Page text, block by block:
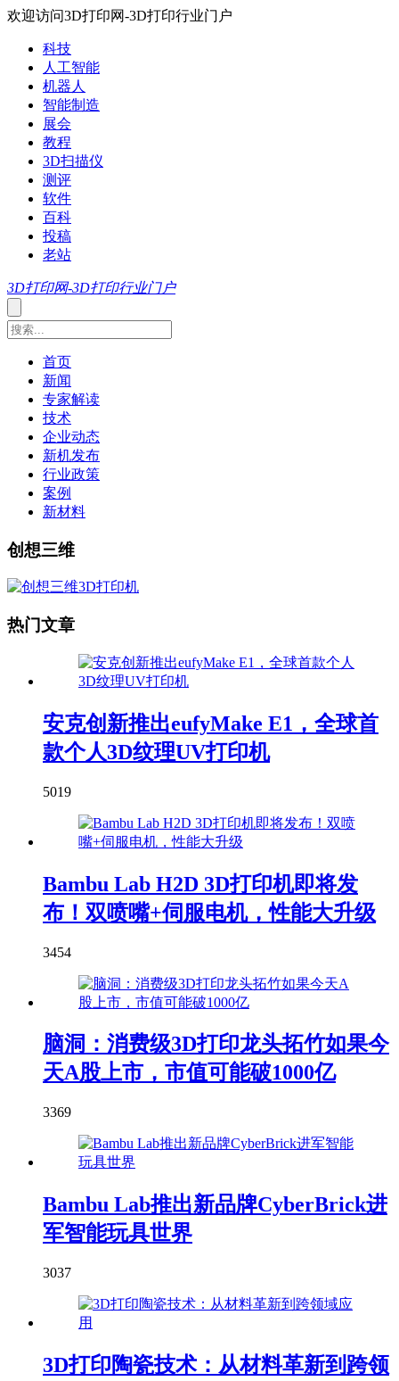
欢迎访问3D打印网-3D打印行业门户
科技
人工智能
机器人
智能制造
展会
教程
3D扫描仪
测评
软件
百科
投稿
老站
3D打印网-3D打印行业门户
首页
新闻
专家解读
技术
企业动态
新机发布
行业政策
案例
新材料
创想三维
热门文章
安克创新推出eufyMake E1，全球首
款个人3D纹理UV打印机
5019
Bambu Lab H2D 3D打印机即将发
布！双喷嘴+伺服电机，性能大升级
3454
脑洞：消费级3D打印龙头拓竹如果今
天A股上市，市值可能破1000亿
3369
Bambu Lab推出新品牌CyberBrick进
军智能玩具世界
3037
3D打印陶瓷技术：从材料革新到跨领